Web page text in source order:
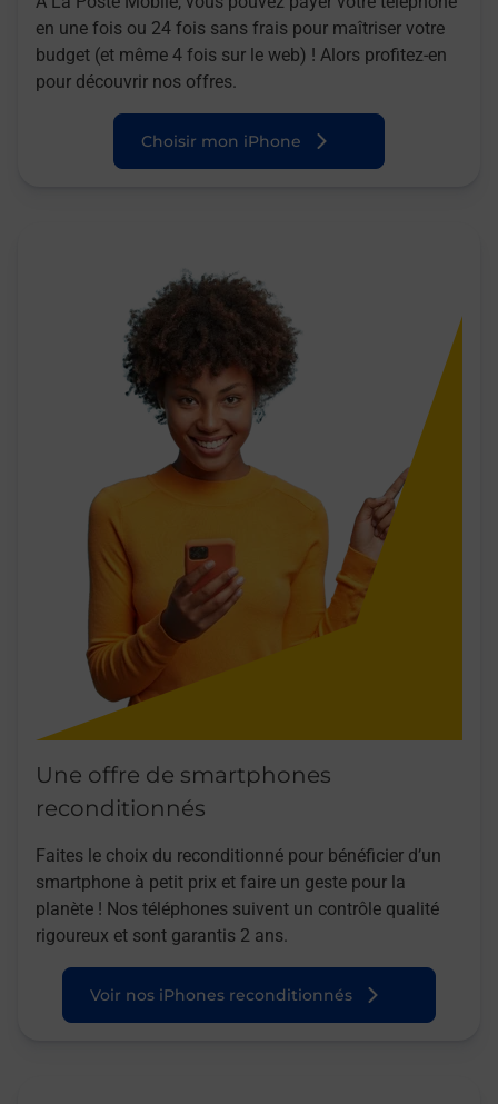
en une fois ou 24 fois sans frais pour maîtriser votre
budget (et même 4 fois sur le web) ! Alors profitez-en
pour découvrir nos offres.
Choisir mon iPhone
Une offre de smartphones
reconditionnés
Faites le choix du reconditionné pour bénéficier d’un
smartphone à petit prix et faire un geste pour la
planète ! Nos téléphones suivent un contrôle qualité
rigoureux et sont garantis 2 ans.
Voir nos iPhones reconditionnés